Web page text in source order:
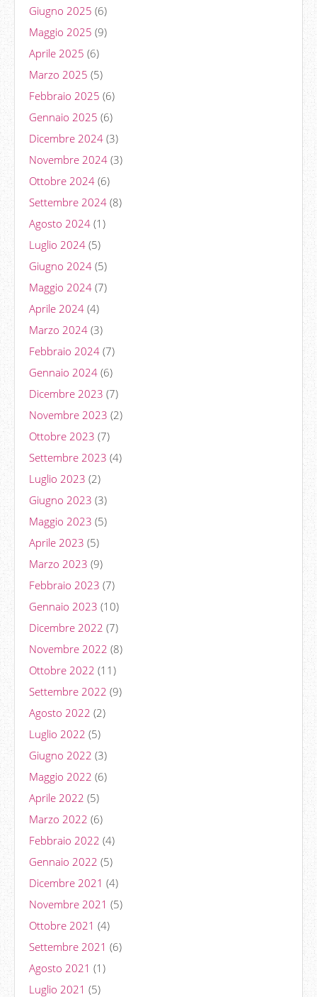
Giugno 2025 (6)
Maggio 2025 (9)
Aprile 2025 (6)
Marzo 2025 (5)
Febbraio 2025 (6)
Gennaio 2025 (6)
Dicembre 2024 (3)
Novembre 2024 (3)
Ottobre 2024 (6)
Settembre 2024 (8)
Agosto 2024 (1)
Luglio 2024 (5)
Giugno 2024 (5)
Maggio 2024 (7)
Aprile 2024 (4)
Marzo 2024 (3)
Febbraio 2024 (7)
Gennaio 2024 (6)
Dicembre 2023 (7)
Novembre 2023 (2)
Ottobre 2023 (7)
Settembre 2023 (4)
Luglio 2023 (2)
Giugno 2023 (3)
Maggio 2023 (5)
Aprile 2023 (5)
Marzo 2023 (9)
Febbraio 2023 (7)
Gennaio 2023 (10)
Dicembre 2022 (7)
Novembre 2022 (8)
Ottobre 2022 (11)
Settembre 2022 (9)
Agosto 2022 (2)
Luglio 2022 (5)
Giugno 2022 (3)
Maggio 2022 (6)
Aprile 2022 (5)
Marzo 2022 (6)
Febbraio 2022 (4)
Gennaio 2022 (5)
Dicembre 2021 (4)
Novembre 2021 (5)
Ottobre 2021 (4)
Settembre 2021 (6)
Agosto 2021 (1)
Luglio 2021 (5)